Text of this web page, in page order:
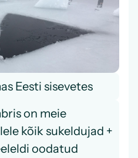
Eesti sisevetes
on meie
kõik sukeldujad +
oodatud